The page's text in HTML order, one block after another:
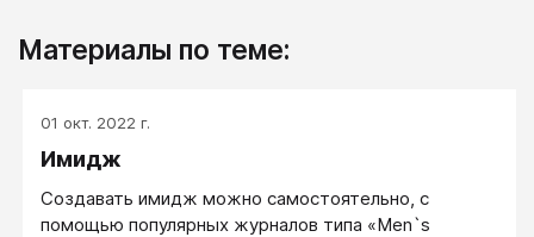
Материалы по теме:
01 окт. 2022 г.
Имидж
Создавать имидж можно самостоятельно, с
помощью популярных журналов типа «Men`s